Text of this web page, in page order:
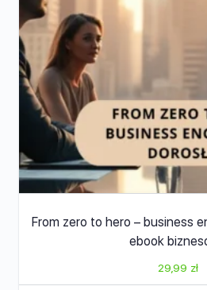
From zero to hero – business
ebook
29,99 zł